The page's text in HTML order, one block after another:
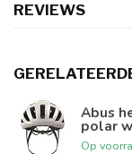
REVIEWS
Abus
polar
Op